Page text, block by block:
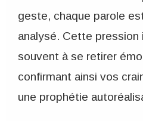
geste, chaque parole
analysé. Cette pression
souvent à se retirer
confirmant ainsi vos
une prophétie